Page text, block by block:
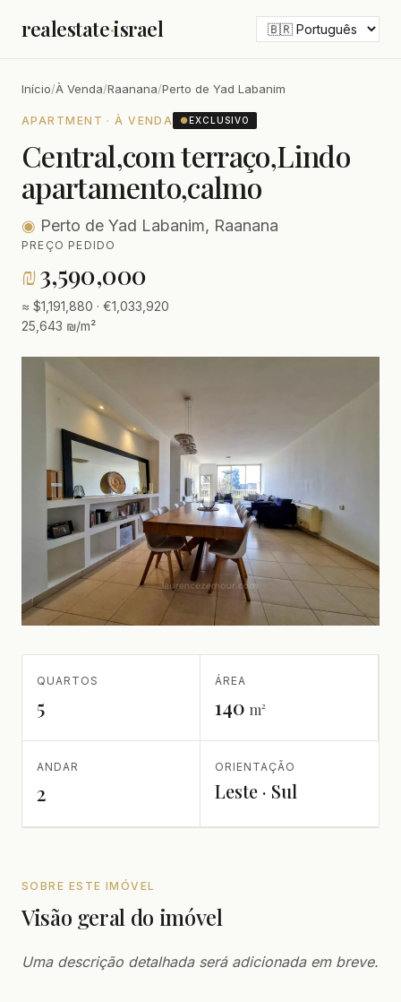
realestate·israel
Início/À Venda/Raanana/Perto de Yad Labanim
APARTMENT · À VENDA ●EXCLUSIVO
Central,com terraço,Lindo
apartamento,calmo
◉ Perto de Yad Labanim, Raanana
PREÇO PEDIDO
₪3,590,000
≈ $1,191,880 · €1,033,920
25,643 ₪/m²
QUARTOS
5
ÁREA
140 m²
ANDAR
2
ORIENTAÇÃO
Leste · Sul
SOBRE ESTE IMÓVEL
Visão geral do imóvel
Uma descrição detalhada será adicionada em breve.